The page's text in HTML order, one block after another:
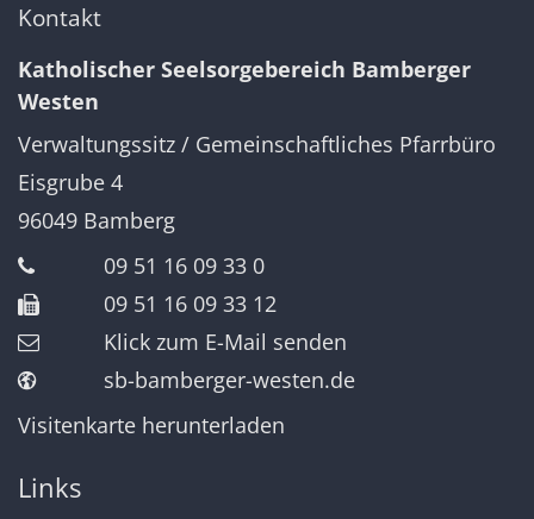
Kontakt
Katholischer Seelsorgebereich Bamberger
Westen
Verwaltungssitz / Gemeinschaftliches Pfarrbüro
Eisgrube 4
96049 Bamberg
09 51 16 09 33 0
09 51 16 09 33 12
Klick zum E-Mail senden
sb-bamberger-westen.de
Visitenkarte herunterladen
Links